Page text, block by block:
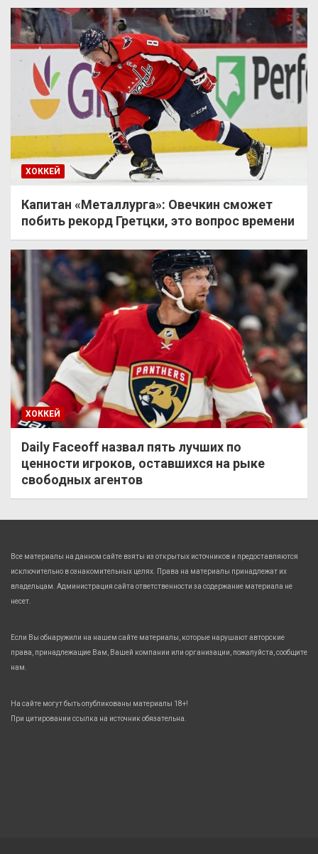
ХОККЕЙ
Капитан «Металлурга»: Овечкин сможет
побить рекорд Гретцки, это вопрос времени
ХОККЕЙ
Daily Faceoff назвал пять лучших по
ценности игроков, оставшихся на рыке
свободных агентов
Все материалы на данном сайте взяты из открытых источников и предоставляются
исключительно в ознакомительных целях. Права на материалы принадлежат их
владельцам. Администрация сайта ответственности за содержание материала не
несет.
Если Вы обнаружили на нашем сайте материалы, которые нарушают авторские
права, принадлежащие Вам, Вашей компании или организации, пожалуйста, сообщите
нам.
На сайте могут быть опубликованы материалы 18+!
При цитировании ссылка на источник обязательна.